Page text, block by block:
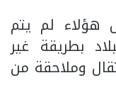
هؤلاء لم يتم
بطريقة غير
وملاحقة من